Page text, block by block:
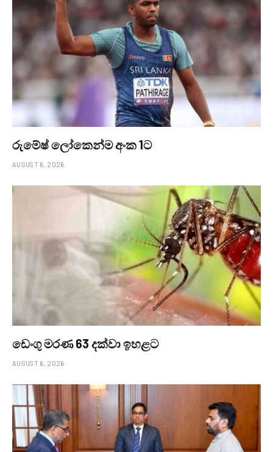
රුමේෂ් ලෝකෙන්ම අංක 1ට
AUGUST 6, 2026
ඩෙංගු මරණ 63 දක්වා ඉහළට
AUGUST 6, 2026